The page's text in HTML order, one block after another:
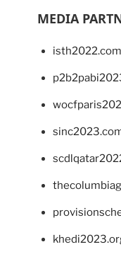
MEDIA
isth2022.com